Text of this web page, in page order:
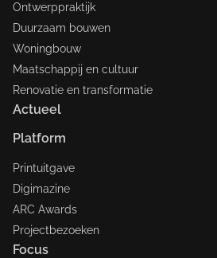
Ontwerppraktijk
Duurzaam bouwen
Woningbouw
Maatschappij en cultuur
Renovatie en transformatie
Actueel
Platform
Printuitgave
Digimazine
ARC Awards
Projectbezoeken
Focus